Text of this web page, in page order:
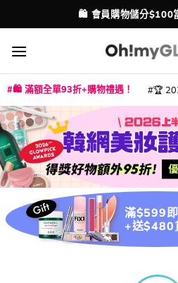
to
content
💳 支援消費券、FPS、八達通
🛍️ 滿額全單93折+購物禮遇！ 🏆
滿$599
+送$480